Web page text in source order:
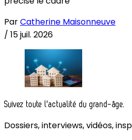
ParCatherine Maisonneuve
/ 15 juil. 2026
Suivez toute l'actualité du grand-âge.
Dossiers, interviews, vidéos,